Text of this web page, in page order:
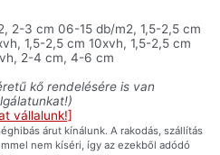
2-3 cm 06-15 db/m2, 1,5-2,5 cm
1,5-2,5 cm 10xvh, 1,5-2,5 cm
2-4 cm, 4-6 cm
kő rendelésére is van
vállalunk!]
árut kínálunk. A rakodás, szállítás
nem kíséri, így az ezekből adódó